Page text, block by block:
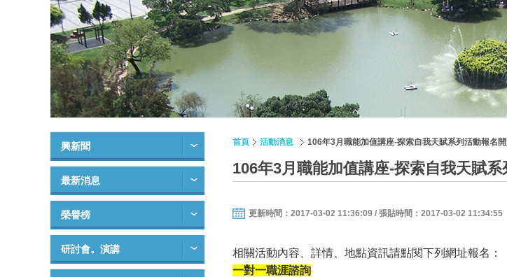
興新聞
最新消息
榮譽榜
研討會。演講
首頁 活動消息 106年3月職能加值講座-探索自我天賦系列活動報名開
106年3月職能加值講座-探索自我天賦系
更新時間：2017-03-02 11:36:09 / 張貼時間：2017-03-02 11:34:55
相關活動內容、詳情、地點資訊請點閱下列網址報名：
一對一職涯諮詢